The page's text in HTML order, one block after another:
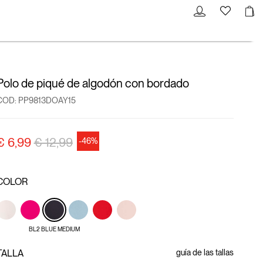
de piqué de algodón con bordado
PP9813DOAY15
6,99precio rebajado desde
€ 12,99a -46%
BL2 BLUE MEDIUM
guía de las tallas